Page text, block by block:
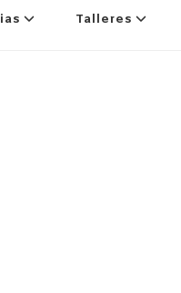
Talleres